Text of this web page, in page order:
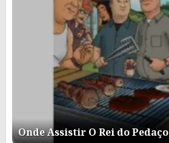
Onde Assistir O Rei do Pedaço